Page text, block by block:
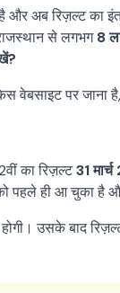
और अब रिज़ल्ट का
से लगभग8
वेबसाइट पर जाना
का रिज़ल्ट31
पहले ही आ चुका है
उसके बाद